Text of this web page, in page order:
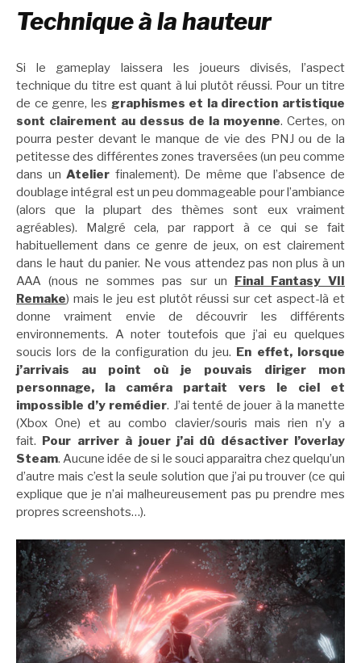
Technique à la hauteur
Si le gameplay laissera les joueurs divisés, l’aspect
technique du titre est quant à lui plutôt réussi. Pour un titre
de ce genre, les graphismes et la direction artistique
sont clairement au dessus de la moyenne. Certes, on
pourra pester devant le manque de vie des PNJ ou de la
petitesse des différentes zones traversées (un peu comme
dans un Atelier finalement). De même que l’absence de
doublage intégral est un peu dommageable pour l’ambiance
(alors que la plupart des thèmes sont eux vraiment
agréables). Malgré cela, par rapport à ce qui se fait
habituellement dans ce genre de jeux, on est clairement
dans le haut du panier. Ne vous attendez pas non plus à un
AAA (nous ne sommes pas sur un Final Fantasy VII
Remake) mais le jeu est plutôt réussi sur cet aspect-là et
donne vraiment envie de découvrir les différents
environnements. A noter toutefois que j’ai eu quelques
soucis lors de la configuration du jeu. En effet, lorsque
j’arrivais au point où je pouvais diriger mon
personnage, la caméra partait vers le ciel et
impossible d’y remédier. J’ai tenté de jouer à la manette
(Xbox One) et au combo clavier/souris mais rien n’y a
fait. Pour arriver à jouer j’ai dû désactiver l’overlay
Steam. Aucune idée de si le souci apparaitra chez quelqu’un
d’autre mais c’est la seule solution que j’ai pu trouver (ce qui
explique que je n’ai malheureusement pas pu prendre mes
propres screenshots…).